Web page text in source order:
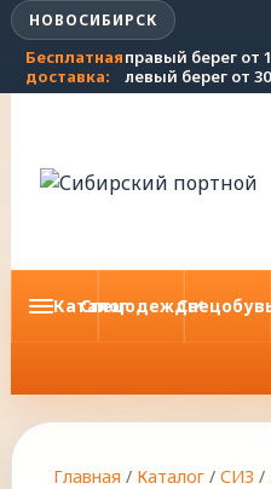
Каталог
Спецодежда
НОВОСИБИРСК
Бесплатная
доставка:
правый берег от
левый берег от
Главная / Каталог / СИЗ /